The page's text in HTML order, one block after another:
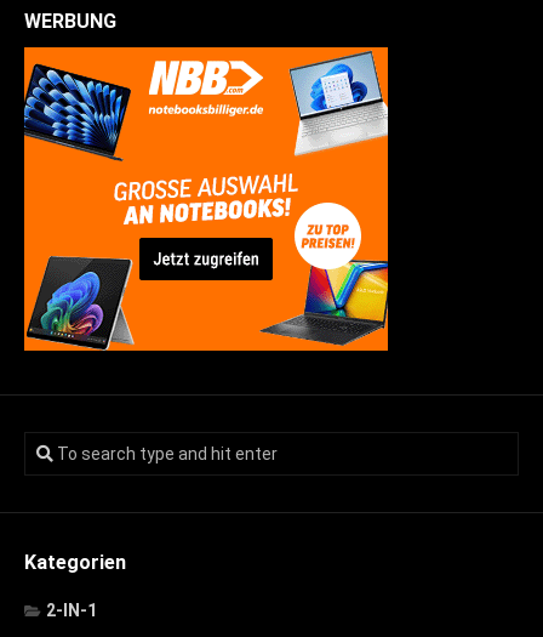
WERBUNG
Kategorien
2-IN-1